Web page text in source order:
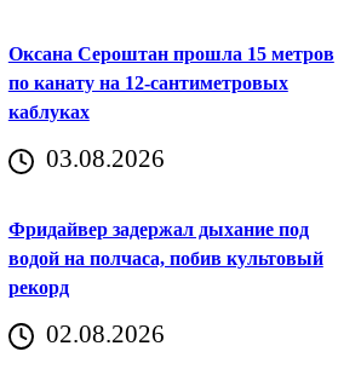
Оксана Сероштан прошла 15 метров
по канату на 12-сантиметровых
каблуках
03.08.2026
Фридайвер задержал дыхание под
водой на полчаса, побив культовый
рекорд
02.08.2026